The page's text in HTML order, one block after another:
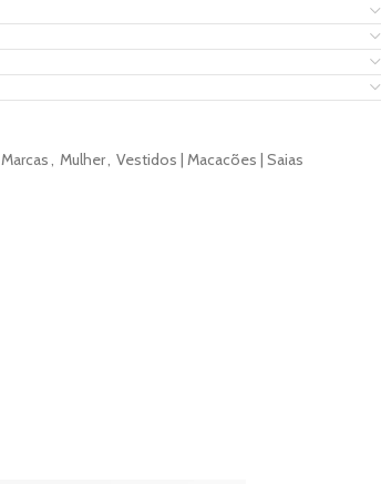
Marcas, Mulher, Vestidos | Macacões | Saias